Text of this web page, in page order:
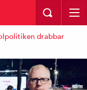
drabbar